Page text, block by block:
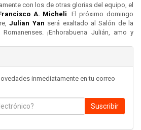
con los de otras glorias del equipo, el
A. Micheli . El próximo domingo
Julian Yan será exaltado al Salón de la
¡Enhorabuena Julián, amo y
inmediatamente en tu correo
Suscribir